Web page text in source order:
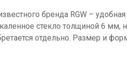
бренда RGW –
стекло толщиной 6
отдельно. Размер и